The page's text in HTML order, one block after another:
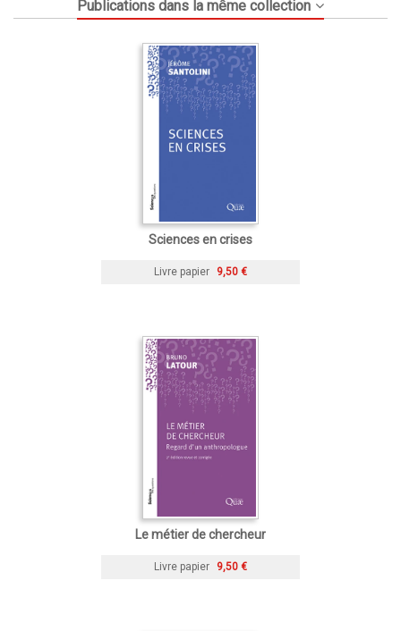
Publications dans la même collection
Sciences en crises
Livre papier 9,50 €
Le métier de chercheur
Livre papier 9,50 €